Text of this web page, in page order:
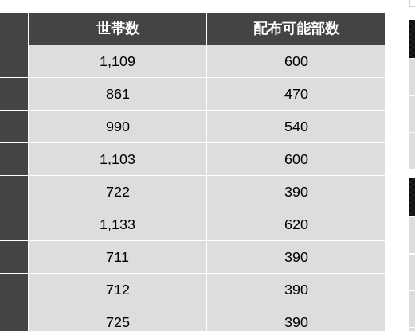
世帯数 配布可能部数
1,109 600
861 470
990 540
1,103 600
722 390
1,133 620
711 390
712 390
725 390